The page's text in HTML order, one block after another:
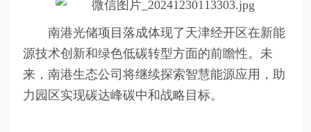
南港光储项目落成体现了天津经开区在新能
源技术创新和绿色低碳转型方面的前瞻性。未
来，南港生态公司将继续探索智慧能源应用，助
力园区实现碳达峰碳中和战略目标。